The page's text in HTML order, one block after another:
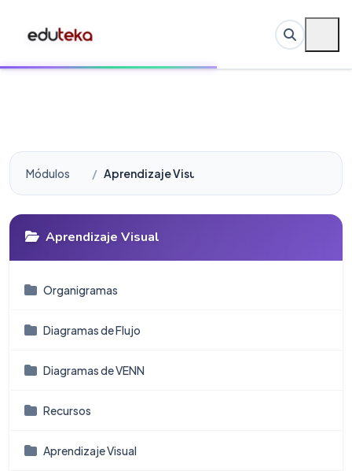
Módulos Aprendizaje Visual
Aprendizaje Visual
Organigramas
Diagramas de Flujo
Diagramas de VENN
Recursos
Aprendizaje Visual